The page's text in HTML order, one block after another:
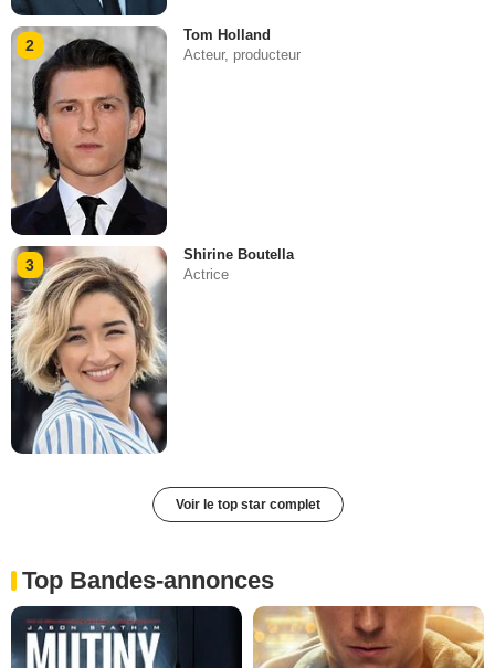
2
Tom Holland
Acteur, producteur
3
Shirine Boutella
Actrice
Voir le top star complet
Top Bandes-annonces